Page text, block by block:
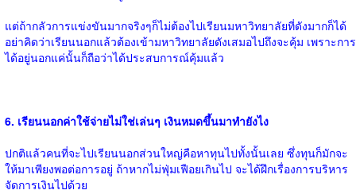
แต่ถ้ากลัวการแข่งขันมากจริงๆก็ไม่ต้องไปเรียนมหาวิทยาลัยที่ดังมากก็ได้
อย่าคิดว่าเรียนนอกแล้วต้องเข้ามหาวิทยาลัยดังเสมอไปถึงจะคุ้ม เพราะการ
ได้อยู่นอกแค่นั้นก็ถือว่าได้ประสบการณ์คุ้มแล้ว
6. เรียนนอกค่าใช้จ่ายไม่ใช่เล่นๆ เงินหมดขึ้นมาทำยังไง
ปกติแล้วคนที่จะไปเรียนนอกส่วนใหญ่คือหาทุนไปทั้งนั้นเลย ซึ่งทุนก็มักจะ
ให้มาเพียงพอต่อการอยู่ ถ้าหากไม่ฟุ่มเฟือยเกินไป จะได้ฝึกเรื่องการบริหาร
จัดการเงินไปด้วย